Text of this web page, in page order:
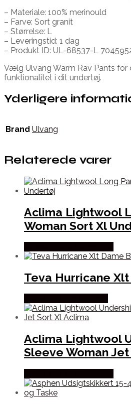
– Materiale: 100% merinould
– Farve: Sort granit
– Størrelse: L
– Leveringstid: 1 dag
– Produkt ID: UL-68537-L
Vælg Ulvang Warm Rav Pants for
funktionalitet i dit undertøj.
Yderligere
Brand Ulvang
Relaterede varer
Aclima Lightwool
Woman Sort Xl
Teva Hurricane
Aclima Lightwool
Sleeve Woman